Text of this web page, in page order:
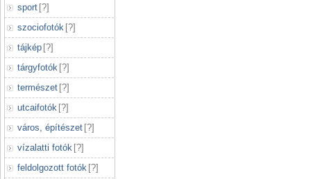
sport [?]
szociofotók [?]
tájkép [?]
tárgyfotók [?]
természet [?]
utcaifotók [?]
város, építészet [?]
vízalatti fotók [?]
feldolgozott fotók [?]